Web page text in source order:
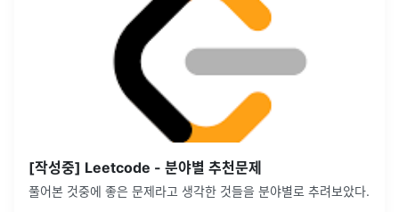
[작성중] Leetcode - 분야별 추천문제
풀어본 것중에 좋은 문제라고 생각한 것들을 분야별로 추려보았다.